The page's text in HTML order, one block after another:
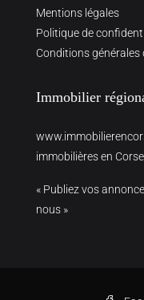
Mentions légales
Politique de
Conditions générales
Immobilier
immobilières en Corse.
« Publiez vos
nous »